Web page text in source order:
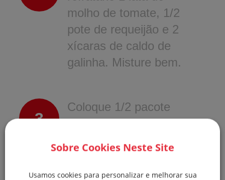
molho de tomate, 1/2
pote de requeijão e 2
xícaras de caldo de
galinha. Misture bem.
3
Coloque 1/2 pacote
de Penne Fortaleza
temperado, 1 xícara
Sobre Cookies Neste Site
Usamos cookies para personalizar e melhorar sua